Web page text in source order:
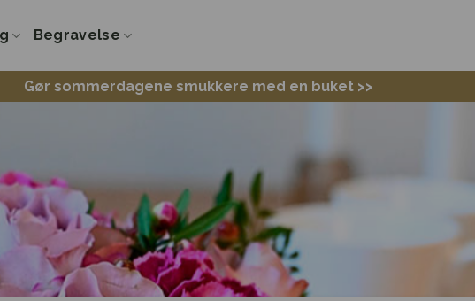
Begravelse
Gør sommerdagene smukkere med en buket >>